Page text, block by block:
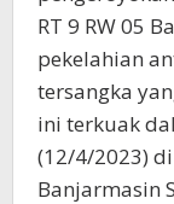
RT 9 RW 05
pekelahian
tersangka
ini terkuak
(12/4/2023)
Banjarmasin